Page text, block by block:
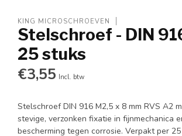
KING MICROSCHROEVEN
Stelschroef - DIN
25 stuks
€3,55 Incl. btw
Stelschroef DIN 916 M2,5 x 8 mm RVS A2
stevige, verzonken fixatie in fijnmechanica
bescherming tegen corrosie. Verpakt per